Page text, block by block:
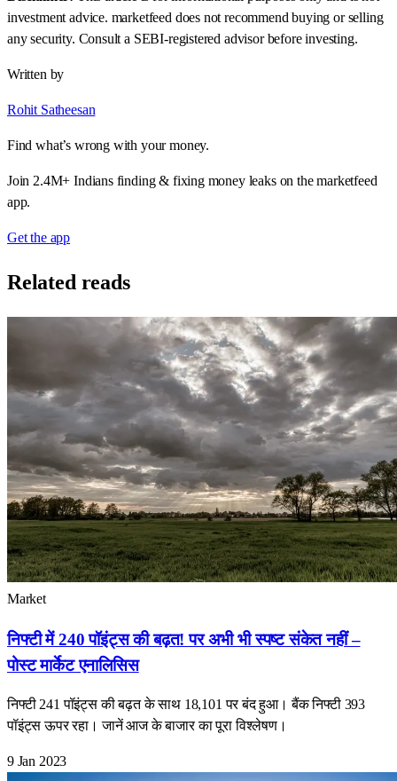
investment advice. marketfeed does not recommend buying or selling
any security. Consult a SEBI-registered advisor before investing.
Written by
Rohit Satheesan
Find what’s wrong with your money.
Join 2.4M+ Indians finding & fixing money leaks on the marketfeed
app.
Get the app
Related reads
Market
निफ्टी में 240 पॉइंट्स की बढ़त! पर अभी भी स्पष्ट संकेत नहीं –
पोस्ट मार्केट एनालिसिस
निफ्टी 241 पॉइंट्स की बढ़त के साथ 18,101 पर बंद हुआ। बैंक निफ्टी 393
पॉइंट्स ऊपर रहा। जानें आज के बाजार का पूरा विश्लेषण।
9 Jan 2023